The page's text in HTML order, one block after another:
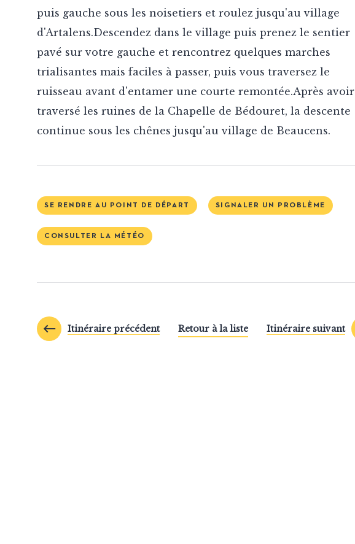
puis gauche sous les noisetiers et roulez jusqu'au village
d'Artalens.Descendez dans le village puis prenez le sentier
pavé sur votre gauche et rencontrez quelques marches
trialisantes mais faciles à passer, puis vous traversez le
ruisseau avant d'entamer une courte remontée.Après avoir
traversé les ruines de la Chapelle de Bédouret, la descente
continue sous les chênes jusqu'au village de Beaucens.
SE RENDRE AU POINT DE DÉPART SIGNALER UN PROBLÈME
CONSULTER LA MÉTÉO
Itinéraire précédent Retour à la liste Itinéraire suivant